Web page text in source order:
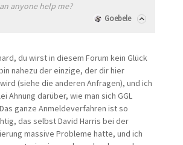
anyone help me?
Goebele
du wirst in diesem Forum kein Glück
nahezu der einzige, der dir hier
(siehe die anderen Anfragen), und ich
Ahnung darüber, wie man sich GGL
ganze Anmeldeverfahren ist so
das selbst David Harris bei der
massive Probleme hatte, und ich